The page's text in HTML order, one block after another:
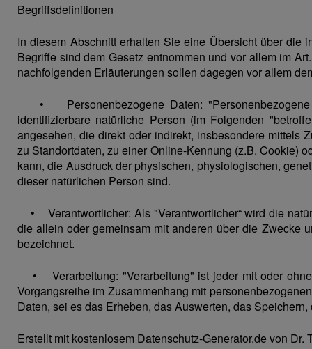
Begriffsdefinitionen
In diesem Abschnitt erhalten Sie eine Übersicht über die
Begriffe sind dem Gesetz entnommen und vor allem im
nachfolgenden Erläuterungen sollen dagegen vor allem
• Personenbezogene Daten: "Personenbezogene
identifizierbare natürliche Person (im Folgenden
angesehen, die direkt oder indirekt, insbesondere mittels
zu Standortdaten, zu einer Online-Kennung (z.B. Cookie)
kann, die Ausdruck der physischen, physiologischen,
dieser natürlichen Person sind.
• Verantwortlicher: Als "Verantwortlicher“ wird die
die allein oder gemeinsam mit anderen über die Zwecke
bezeichnet.
• Verarbeitung: "Verarbeitung" ist jeder mit oder ohne
Vorgangsreihe im Zusammenhang mit
Daten, sei es das Erheben, das Auswerten, das
Erstellt mit kostenlosem Datenschutz-Generator.de von Dr.